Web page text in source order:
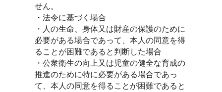
せん。
・法令に基づく場合
・人の生命、身体又は財産の保護のために
必要がある場合であって、本人の同意を得
ることが困難であると判断した場合
・公衆衛生の向上又は児童の健全な育成の
推進のために特に必要がある場合であっ
て、本人の同意を得ることが困難であると